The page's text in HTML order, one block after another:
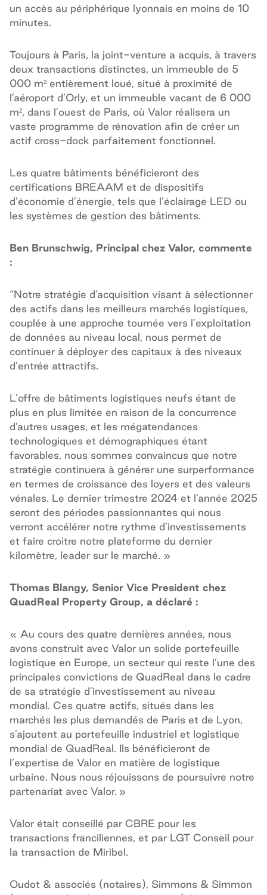
un accès au périphérique lyonnais en moins de 10
minutes.
Toujours à Paris, la joint-venture a acquis, à travers
deux transactions distinctes, un immeuble de 5
000 m² entièrement loué, situé à proximité de
l’aéroport d’Orly, et un immeuble vacant de 6 000
m², dans l’ouest de Paris, où Valor réalisera un
vaste programme de rénovation afin de créer un
actif cross-dock parfaitement fonctionnel.
Les quatre bâtiments bénéficieront des
certifications BREAAM et de dispositifs
d’économie d’énergie, tels que l’éclairage LED ou
les systèmes de gestion des bâtiments.
Ben Brunschwig, Principal chez Valor, commente
:
“Notre stratégie d’acquisition visant à sélectionner
des actifs dans les meilleurs marchés logistiques,
couplée à une approche tournée vers l’exploitation
de données au niveau local, nous permet de
continuer à déployer des capitaux à des niveaux
d’entrée attractifs.
L’offre de bâtiments logistiques neufs étant de
plus en plus limitée en raison de la concurrence
d’autres usages, et les mégatendances
technologiques et démographiques étant
favorables, nous sommes convaincus que notre
stratégie continuera à générer une surperformance
en termes de croissance des loyers et des valeurs
vénales. Le dernier trimestre 2024 et l’année 2025
seront des périodes passionnantes qui nous
verront accélérer notre rythme d’investissements
et faire croitre notre plateforme du dernier
kilomètre, leader sur le marché. »
Thomas Blangy, Senior Vice President chez
QuadReal Property Group, a déclaré :
« Au cours des quatre dernières années, nous
avons construit avec Valor un solide portefeuille
logistique en Europe, un secteur qui reste l’une des
principales convictions de QuadReal dans le cadre
de sa stratégie d’investissement au niveau
mondial. Ces quatre actifs, situés dans les
marchés les plus demandés de Paris et de Lyon,
s’ajoutent au portefeuille industriel et logistique
mondial de QuadReal. Ils bénéficieront de
l’expertise de Valor en matière de logistique
urbaine. Nous nous réjouissons de poursuivre notre
partenariat avec Valor. »
Valor était conseillé par CBRE pour les
transactions franciliennes, et par LGT Conseil pour
la transaction de Miribel.
Oudot & associés (notaires), Simmons & Simmon